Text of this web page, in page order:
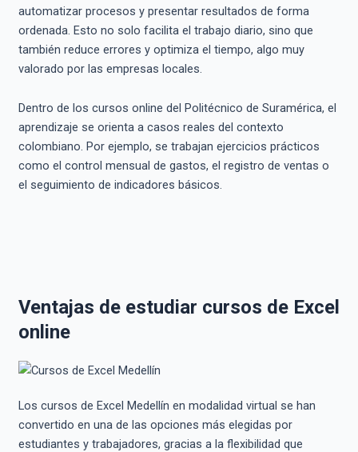
automatizar procesos y presentar resultados de forma
ordenada. Esto no solo facilita el trabajo diario, sino que
también reduce errores y optimiza el tiempo, algo muy
valorado por las empresas locales.
Dentro de los cursos online del Politécnico de Suramérica, el
aprendizaje se orienta a casos reales del contexto
colombiano. Por ejemplo, se trabajan ejercicios prácticos
como el control mensual de gastos, el registro de ventas o
el seguimiento de indicadores básicos.
Ventajas de estudiar cursos de Excel
online
Los cursos de Excel Medellín en modalidad virtual se han
convertido en una de las opciones más elegidas por
estudiantes y trabajadores, gracias a la flexibilidad que